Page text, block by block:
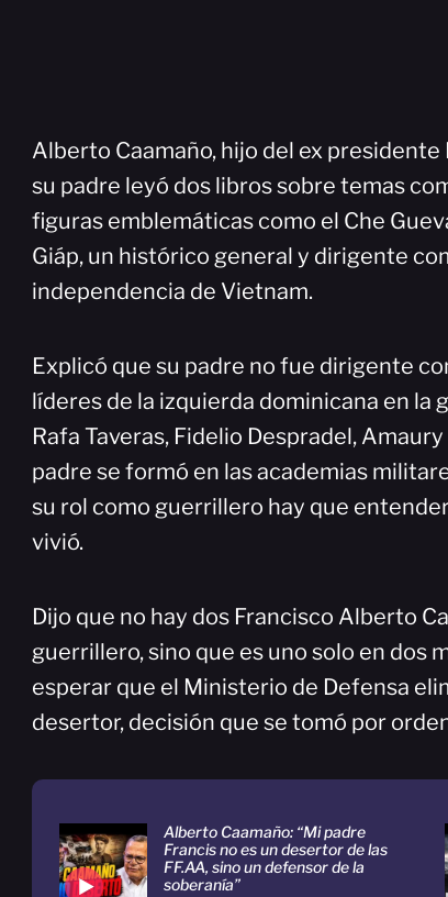
Alberto Caamaño, hijo del ex
su padre leyó dos libros sobre temas
figuras emblemáticas como el Che
Giáp, un histórico general y dirigente
independencia de Vietnam.
Explicó que su padre no fue dirigente
líderes de la izquierda dominicana en la
Rafa Taveras, Fidelio Despradel,
padre se formó en las academias
su rol como guerrillero hay que
vivió.
Dijo que no hay dos Francisco Alberto
guerrillero, sino que es uno solo en dos
esperar que el Ministerio de Defensa
desertor, decisión que se tomó por
Alberto Caamaño: “Mi padre
Francis no es un desertor de las
FF.AA, sino un defensor de la
soberanía”